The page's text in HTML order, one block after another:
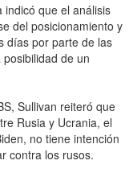
indicó que el análisis
del posicionamiento y
días por parte de las
de un
Sullivan reiteró que
Rusia y Ucrania, el
no tiene intención
contra los rusos.